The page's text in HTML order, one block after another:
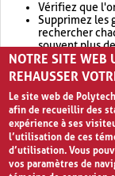
Vérifiez que
Supprimez les
rechercher
souvent plus
Envisagez
retournera
NOTRE SITE WEB
REHAUSSER
Le site web de
afin de recueillir des
expérience à ses
l’utilisation de ces
d’utilisation. Vous
vos paramètres de